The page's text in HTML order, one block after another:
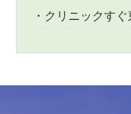
・クリニックすぐ